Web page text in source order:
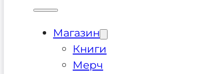
Магазин
Книги
Мерч